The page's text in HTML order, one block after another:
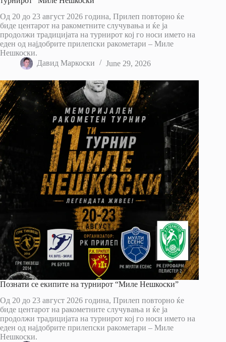
Од 20 до 23 август 2026 година, Прилеп повторно ќе
биде центарот на ракометните случувања и ќе ја
продолжи традицијата на турнирот кој го носи името на
еден од најдобрите прилепски ракометари – Миле
Нешкоски.
Давид Маркоски
June 29, 2026
Познати се екипите на турнирот “Миле Нешкоски”
Од 20 до 23 август 2026 година, Прилеп повторно ќе
биде центарот на ракометните случувања и ќе ја
продолжи традицијата на турнирот кој го носи името на
еден од најдобрите прилепски ракометари – Миле
Нешкоски.